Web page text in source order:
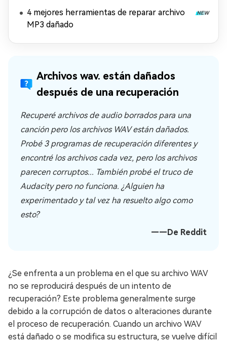
4 mejores herramientas de reparar archivo
MP3 dañado
Archivos wav. están dañados
después de una recuperación
Recuperé archivos de audio borrados para una
canción pero los archivos WAV están dañados.
Probé 3 programas de recuperación diferentes y
encontré los archivos cada vez, pero los archivos
parecen corruptos... También probé el truco de
Audacity pero no funciona. ¿Alguien ha
experimentado y tal vez ha resuelto algo como
esto?
——De Reddit
¿Se enfrenta a un problema en el que su archivo WAV
no se reproducirá después de un intento de
recuperación? Este problema generalmente surge
debido a la corrupción de datos o alteraciones durante
el proceso de recuperación. Cuando un archivo WAV
está dañado o se modifica su estructura, se vuelve difícil